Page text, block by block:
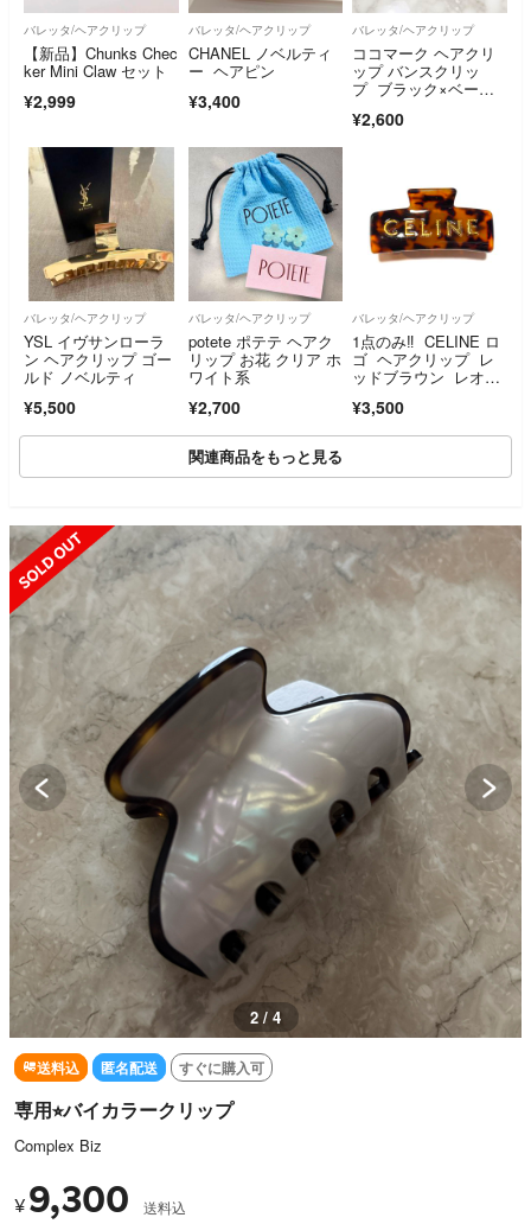
バレッタ/ヘアクリップ
【新品】Chunks Chec
ker Mini Claw セット
¥2,999
バレッタ/ヘアクリップ
CHANEL ノベルティ
ー ヘアピン
¥3,400
バレッタ/ヘアクリップ
ココマーク ヘアクリ
ップ バンスクリッ
プ ブラック×ベージ
¥2,600
バレッタ/ヘアクリップ
YSL イヴサンローラ
ン ヘアクリップ ゴー
ルド ノベルティ
¥5,500
バレッタ/ヘアクリップ
potete ポテテ ヘアク
リップ お花 クリア ホ
ワイト系
¥2,700
バレッタ/ヘアクリップ
1点のみ‼️ CELINE ロ
ゴ ヘアクリップ レ
ッドブラウン レオパ
クリップ
¥3,500
関連商品をもっと見る
SOLD OUT
2 / 4
送料込 匿名配送 すぐに購入可
専用⭐︎バイカラークリップ
Complex Biz
¥ 9,300 送料込